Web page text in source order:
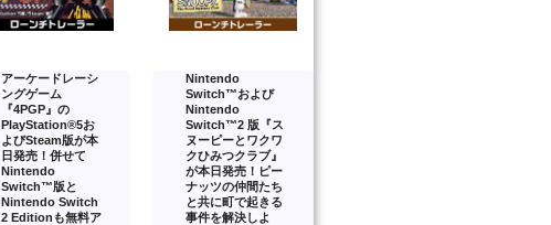
アーケードレーシ
ングゲーム
『4PGP』の
PlayStation®5お
よびSteam版が本
日発売！併せて
Nintendo
Switch™版と
Nintendo Switch
2 Editionも無料ア
Nintendo
Switch™および
Nintendo
Switch™2 版『ス
ヌーピーとワクワ
クひみつクラブ』
が本日発売！ピー
ナッツの仲間たち
と共に町で起きる
事件を解決しよ